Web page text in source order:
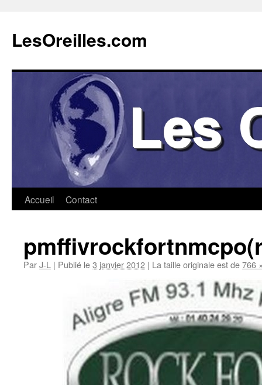
contenu
LesOreilles.com
Accueil Contact
ParJ-L | Publié le3 janvier 2012 | La taille originale est de766